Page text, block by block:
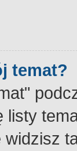
temat?
listy